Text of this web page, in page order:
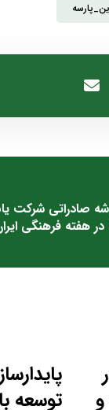
صادراتی شرکت
در هفته فرهنگی
توسعه